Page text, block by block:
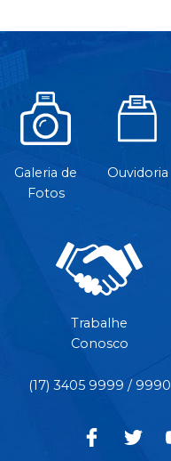
Galeria de
Fotos
Ouvidoria
Trabalhe
Conosco
(17) 3405 9999 / 9990